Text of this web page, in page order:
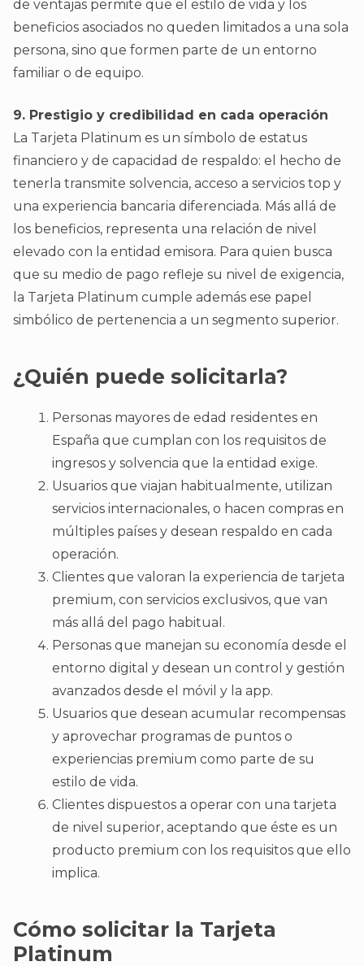
de ventajas permite que el estilo de vida y los
beneficios asociados no queden limitados a una sola
persona, sino que formen parte de un entorno
familiar o de equipo.
9. Prestigio y credibilidad en cada operación
La Tarjeta Platinum es un símbolo de estatus
financiero y de capacidad de respaldo: el hecho de
tenerla transmite solvencia, acceso a servicios top y
una experiencia bancaria diferenciada. Más allá de
los beneficios, representa una relación de nivel
elevado con la entidad emisora. Para quien busca
que su medio de pago refleje su nivel de exigencia,
la Tarjeta Platinum cumple además ese papel
simbólico de pertenencia a un segmento superior.
¿Quién puede solicitarla?
Personas mayores de edad residentes en
España que cumplan con los requisitos de
ingresos y solvencia que la entidad exige.
Usuarios que viajan habitualmente, utilizan
servicios internacionales, o hacen compras en
múltiples países y desean respaldo en cada
operación.
Clientes que valoran la experiencia de tarjeta
premium, con servicios exclusivos, que van
más allá del pago habitual.
Personas que manejan su economía desde el
entorno digital y desean un control y gestión
avanzados desde el móvil y la app.
Usuarios que desean acumular recompensas
y aprovechar programas de puntos o
experiencias premium como parte de su
estilo de vida.
Clientes dispuestos a operar con una tarjeta
de nivel superior, aceptando que éste es un
producto premium con los requisitos que ello
implica.
Cómo solicitar la Tarjeta
Platinum